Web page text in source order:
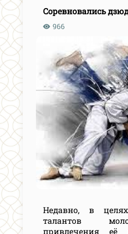
Соревновались
966
Недавно, в
талантов
привлечения